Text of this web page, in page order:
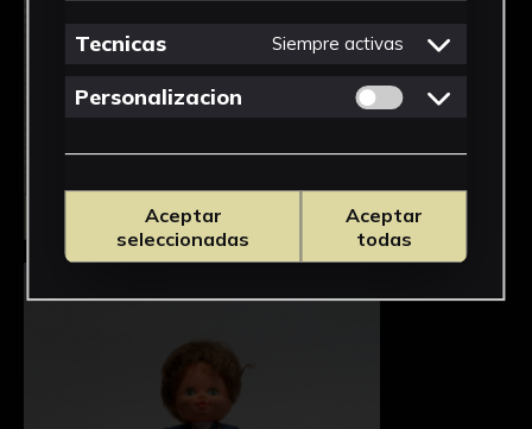
Seleccionar
Tecnicas Siempre activas
Personalizacion Permitir cookies
Aceptar
seleccionadas
Aceptar
todas